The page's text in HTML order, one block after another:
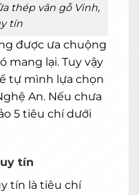
thép vân gỗ Vinh,
tín
được ưa chuộng
mang lại. Tuy vậy
tự mình lựa chọn
An. Nếu chưa
5 tiêu chí dưới
tín
tín là tiêu chí